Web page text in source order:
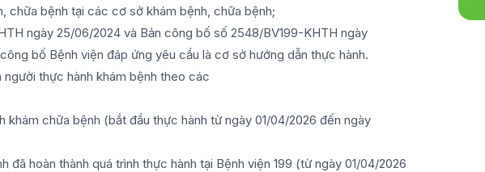
chữa bệnh tại các cơ sở khám bệnh, chữa bệnh;
ngày 25/06/2024 và Bản công bố số 2548/BV199-KHTH ngày
bố Bệnh viện đáp ứng yêu cầu là cơ sở hướng dẫn thực hành.
người thực hành khám bệnh theo các
khám chữa bệnh (bắt đầu thực hành từ ngày 01/04/2026 đến ngày
đã hoàn thành quá trình thực hành tại Bệnh viện 199 (từ ngày 01/04/2026